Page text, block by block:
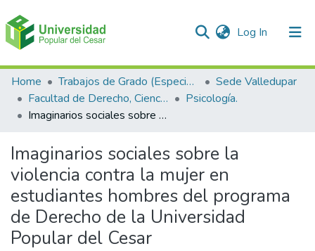
Log In (current)
Communities & Collections
All of DSpace
Home Trabajos de Grado (Especializaciones y Pregrados)
Sede Valledupar
Facultad de Derecho, Ciencias Políticas y Sociales.
Psicología.
Imaginarios sociales sobre la violencia contra la mujer en estudiantes hombres del programa de Derecho de la Universidad Popular del Cesar
Imaginarios sociales sobre la
violencia contra la mujer en
estudiantes hombres del programa
de Derecho de la Universidad
Popular del Cesar